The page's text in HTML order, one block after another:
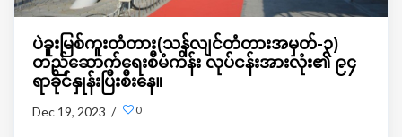
ပဲခူးမြစ်ကူးတံတား(သန်လျင်တံတားအမှတ်-၃)
တည်ဆောက်ရေးစီမံကိန်း လုပ်ငန်းအားလုံး၏ ၉၄
ရာခိုင်နှုန်းပြီးစီးနေ။
Dec 19, 2023 / 0